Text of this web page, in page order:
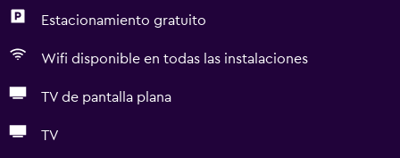
Estacionamiento gratuito
Wifi disponible en todas las instalaciones
TV de pantalla plana
TV